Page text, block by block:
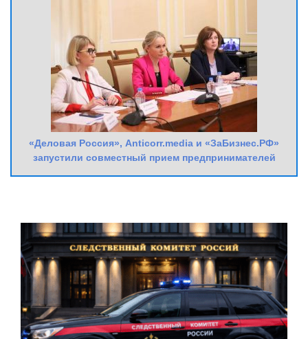
«Деловая Россия», Anticorr.media и «ЗаБизнес.РФ»
запустили совместный прием предпринимателей